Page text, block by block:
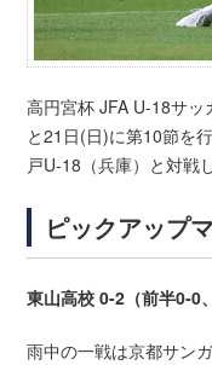
高円宮杯 JFA U-18サ
と21日(日)に第10節を
戸U-18（兵庫）と対戦
ピックアップ
東山高校 0-2（前半0-0
雨中の一戦は京都サン